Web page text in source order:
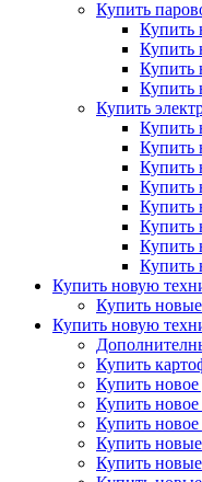
Купить
Купить
Купить
Купить
Купить
Купить
Купить
Купить
Купить
Купить
Купить
Купить
Купить
Купить
Купить новую
Купить
Купить новую
Купить
Купить
Купить
Купить
Купить
Купить